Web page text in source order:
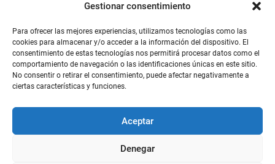
Gestionar consentimiento
Para ofrecer las mejores experiencias, utilizamos tecnologías como las
cookies para almacenar y/o acceder a la información del dispositivo. El
consentimiento de estas tecnologías nos permitirá procesar datos como el
comportamiento de navegación o las identificaciones únicas en este sitio.
No consentir o retirar el consentimiento, puede afectar negativamente a
ciertas características y funciones.
Aceptar
Denegar
Política de cookies
Aviso legal
Este sitio web utiliza SSL / TLS como medio de seguridad para el
cifrado de datos.
Mi cuenta
Mi cuenta